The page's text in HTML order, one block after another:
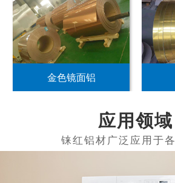
金色镜面铝
应用领域